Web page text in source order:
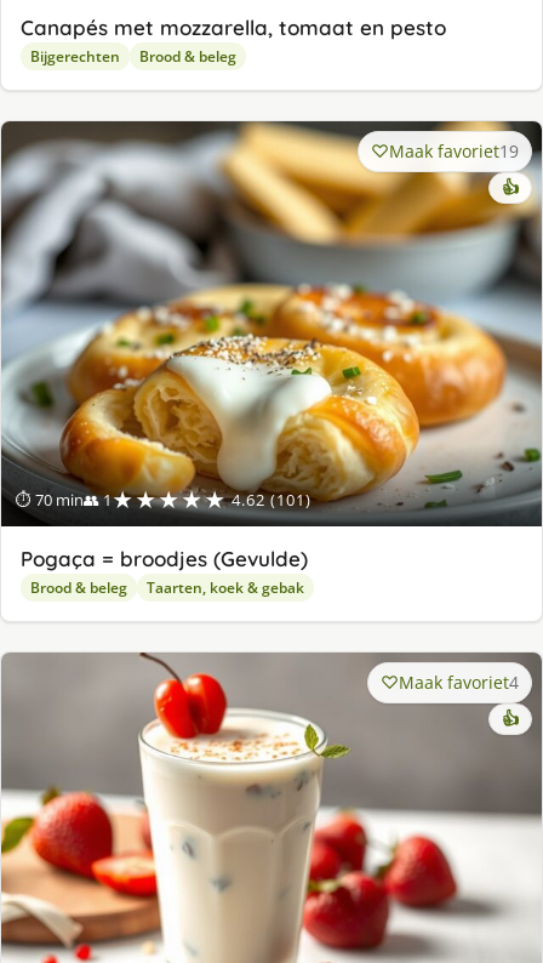
Canapés met mozzarella, tomaat en pesto
Bijgerechten Brood & beleg
⏱ 70 min👥 1★★★★★ 4.62 (101)
Maak favoriet19
👍
Pogaça = broodjes (Gevulde)
Brood & beleg Taarten, koek & gebak
Maak favoriet4
👍